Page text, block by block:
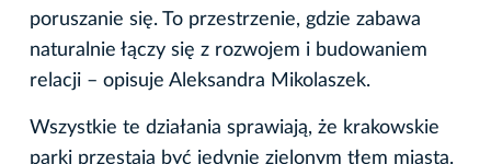
poruszanie się. To przestrzenie, gdzie zabawa
naturalnie łączy się z rozwojem i budowaniem
relacji – opisuje Aleksandra Mikolaszek.
Wszystkie te działania sprawiają, że krakowskie
parki przestają być jedynie zielonym tłem miasta.